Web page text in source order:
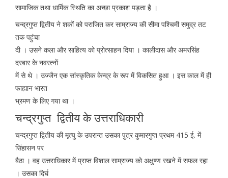
सामाजिक तथा धार्मिक स्थिति का अच्छा प्रकाश पड़ता है ।
चन्द्रगुप्त द्वितीय ने शकों को पराजित कर साम्राज्य की सीमा पश्चिमी समुद्र तट
तक पहुंचा
दी । उसने कला और साहित्य को प्रोत्साहन दिया । कालीदास और अमरसिंह
दरबार के नवरत्नों
में से थे । उज्जैन एक सांस्कृतिक केन्द्र के रूप में विकसित हुआ । इस काल में ही
फाह्यान भारत
भ्रमण के लिए गया था ।
चन्द्रगुप्त द्वितीय के उत्तराधिकारी
चन्द्रगुप्त द्वितीय की मृत्यु के उपरान्त उसका पुत्र कुमारगुप्त प्रथम 415 ई. में
सिंहासन पर
बैठा । वह उत्तराधिकार में प्राप्त विशाल साम्राज्य को अक्षुण्ण रखने में सफल रहा
। उसका दिर्घ